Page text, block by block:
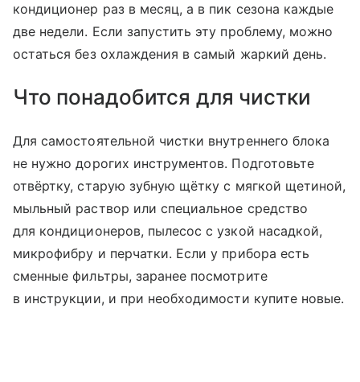
кондиционер раз в месяц, а в пик сезона каждые
две недели. Если запустить эту проблему, можно
остаться без охлаждения в самый жаркий день.
Что понадобится для чистки
Для самостоятельной чистки внутреннего блока
не нужно дорогих инструментов. Подготовьте
отвёртку, старую зубную щётку с мягкой щетиной,
мыльный раствор или специальное средство
для кондиционеров, пылесос с узкой насадкой,
микрофибру и перчатки. Если у прибора есть
сменные фильтры, заранее посмотрите
в инструкции, и при необходимости купите новые.